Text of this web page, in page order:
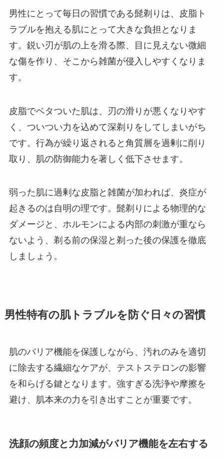
男性にとって毎日の習慣である髭剃りは、皮脂ト
ラブルを抱える肌にとって大きな負担となりま
す。鋭い刃が肌の上を滑る際、目に見えない微細
な傷を作り、そこから雑菌が侵入しやすくなりま
す。
皮脂でベタついた肌は、刃の滑りが悪くなりやす
く、ついつい力を込めて深剃りをしてしまいがち
です。行為が繰り返されると角質層を過剰に削り
取り、肌の防御能力を著しく低下させます。
弱った肌に過剰な皮脂と雑菌が加われば、炎症が
起きるのは自明の理です。髭剃りによる物理的な
ダメージと、ホルモンによる内部の刺激が重なら
ないよう、剃る前の保湿と剃った後の保護を徹底
しましょう。
男性特有の肌トラブルを防ぐ日々の習慣
肌のバリア機能を保護しながら、汚れのみを適切
に除去する繊細なケアが、テストステロンの影響
を和らげる鍵となります。強すぎる洗浄や摩擦を
避け、肌本来の力を引き出すことが重要です。
洗顔の頻度と力加減がバリア機能を左右する